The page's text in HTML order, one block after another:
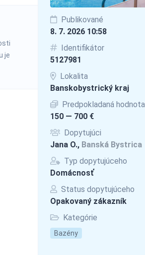
Publikované
8. 7. 2026 10:58
Identifikátor
5127981
Lokalita
Banskobystrický kraj
Predpokladaná hodnota
150 — 700 €
Dopytujúci
Jana O., Banská Bystrica
Typ dopytujúceho
Domácnosť
Status dopytujúceho
Opakovaný zákazník
Kategórie
Bazény
je